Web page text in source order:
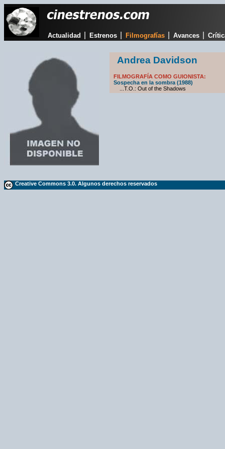
Actualidad Estrenos Filmografías Avances
Andrea Davidson
FILMOGRAFÍA COMO GUIONISTA:
Sospecha en la sombra (1988)
...T.O.: Out of the Shadows
Creative Commons 3.0. Algunos derechos reservados